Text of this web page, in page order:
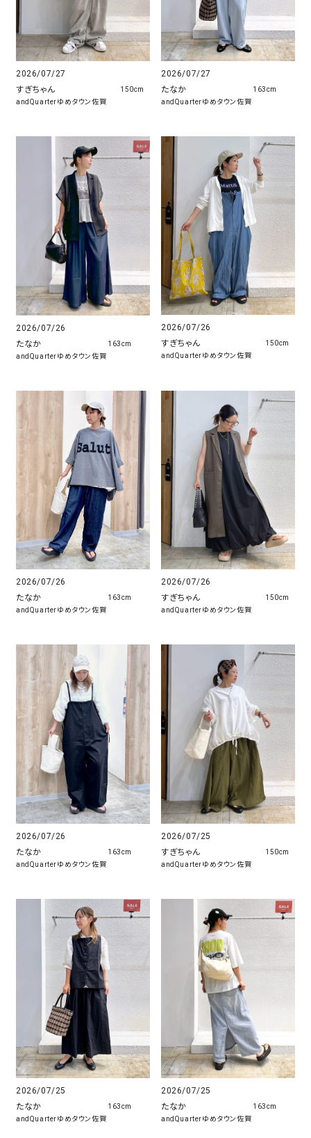
2026/07/27
すぎちゃん
andQuarterゆめタウン佐賀
150cm
2026/07/27
たなか
andQuarterゆめタウン佐賀
163cm
2026/07/26
たなか
andQuarterゆめタウン佐賀
163cm
2026/07/26
すぎちゃん
andQuarterゆめタウン佐賀
150cm
2026/07/26
たなか
andQuarterゆめタウン佐賀
163cm
2026/07/26
すぎちゃん
andQuarterゆめタウン佐賀
150cm
2026/07/26
たなか
andQuarterゆめタウン佐賀
163cm
2026/07/25
すぎちゃん
andQuarterゆめタウン佐賀
150cm
2026/07/25
たなか
andQuarterゆめタウン佐賀
163cm
2026/07/25
たなか
andQuarterゆめタウン佐賀
163cm